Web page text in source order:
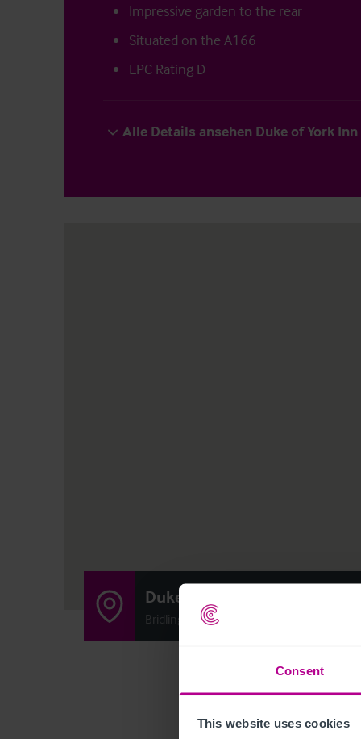
Consent
This website uses cookies
Impressive garden to the rear
Situated on the A166
EPC Rating D
Alle Details ansehen Duke of York Inn
Duke of York Inn
Bridlington Road, Gate Helmsley, York,